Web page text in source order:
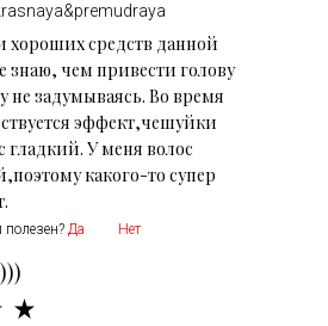
хороших средств данной
знаю, чем привести голову
не задумываясь. Во время
эффект,чешуйки
гладкий. У меня волос
какого-то супер
Да Нет